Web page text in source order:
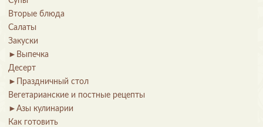
Вторые блюда
Салаты
Закуски
► Выпечка
Десерт
►
Праздничный стол
Вегетарианские и постные рецепты
► Азы кулинарии
Как готовить